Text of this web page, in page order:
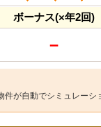
ボーナス(×年2回)
－
が自動でシミュレーシ